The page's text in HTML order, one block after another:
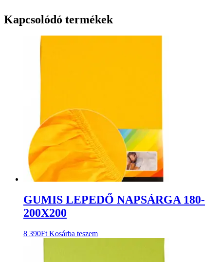
Kapcsolódó termékek
GUMIS LEPEDŐ NAPSÁRGA 180-
200X200
8 390Ft Kosárba teszem